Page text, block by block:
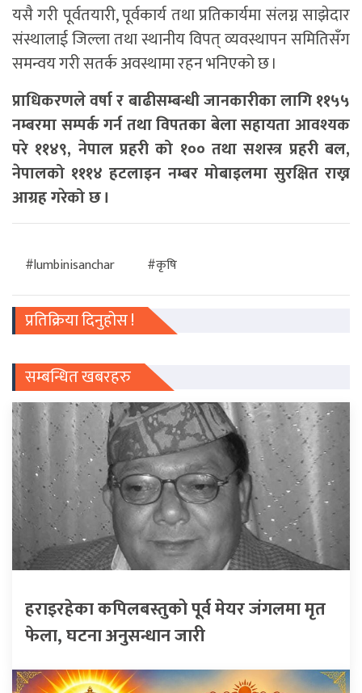
यसै गरी पूर्वतयारी, पूर्वकार्य तथा प्रतिकार्यमा संलग्न साझेदार
संस्थालाई जिल्ला तथा स्थानीय विपत् व्यवस्थापन समितिसँग
समन्वय गरी सतर्क अवस्थामा रहन भनिएको छ ।
प्राधिकरणले वर्षा र बाढीसम्बन्धी जानकारीका लागि ११५५
नम्बरमा सम्पर्क गर्न तथा विपतका बेला सहायता आवश्यक
परे ११४९, नेपाल प्रहरी को १०० तथा सशस्त्र प्रहरी बल,
नेपालको १११४ हटलाइन नम्बर मोबाइलमा सुरक्षित राख्न
आग्रह गरेको छ ।
#lumbinisanchar #कृषि
प्रतिक्रिया दिनुहोस !
सम्बन्धित खबरहरु
हराइरहेका कपिलबस्तुको पूर्व मेयर जंगलमा मृत
फेला, घटना अनुसन्धान जारी